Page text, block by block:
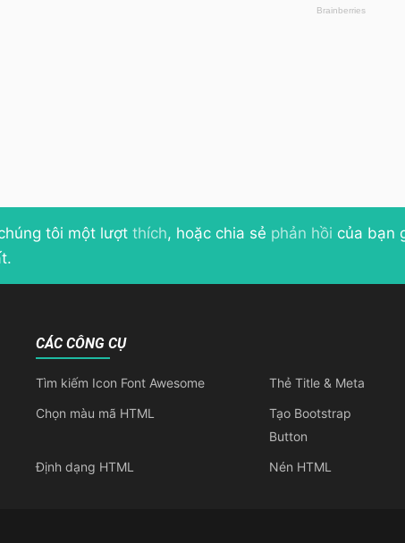
tôi một lượt thích, hoặc chia sẻ phản hồi của bạn
CÁC CÔNG CỤ
Tìm kiếm Icon Font Awesome
Thẻ Title & Meta
Chọn màu mã HTML
Tạo Bootstrap
Button
Định dạng HTML
Nén HTML